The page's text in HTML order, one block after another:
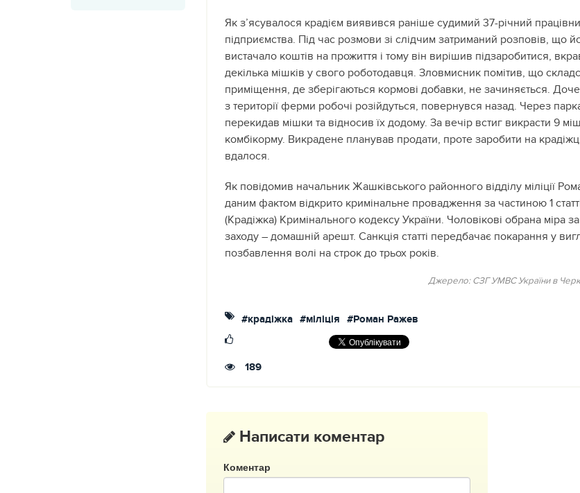
Як з’ясувалося крадієм виявився раніше судимий 37-річний
підприємства. Під час розмови зі слідчим затриманий розповів, що
вистачало коштів на прожиття і тому він вирішив підзаробитися,
декілька мішків у свого роботодавця. Зловмисник помітив, що
приміщення, де зберігаються кормові добавки, не зачиняється.
з території ферми робочі розійдуться, повернувся назад. Через
перекидав мішки та відносив їх додому. За вечір встиг викрасти 9
комбікорму. Викрадене планував продати, проте заробити на
вдалося.
Як повідомив начальник Жашківського районного відділу міліції
даним фактом відкрито кримінальне провадження за частиною 1
(Крадіжка) Кримінального кодексу України. Чоловікові обрана міра
заходу – домашній арешт. Санкція статті передбачає покарання у
позбавлення волі на строк до трьох років.
Джерело: СЗГ УМВС України в
#крадіжка #міліція #Роман Ражев
189
Написати коментар
Коментар